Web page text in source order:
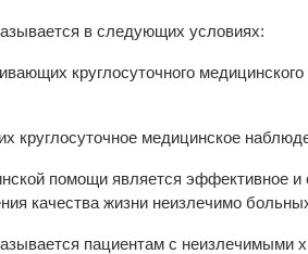
в следующих условиях:
круглосуточного
круглосуточное медицинское
помощи является эффективное и
качества жизни неизлечимо
пациентам с неизлечимыми